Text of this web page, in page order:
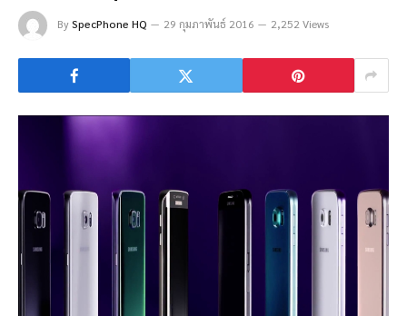
BySpecPhone HQ 29 กุมภาพันธ์ 2016 2,252 Views